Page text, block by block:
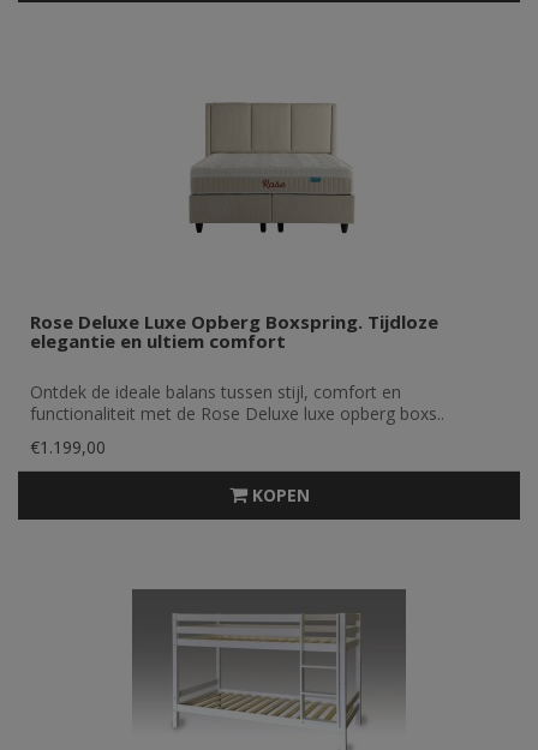
Rose Deluxe Luxe Opberg Boxspring. Tijdloze
elegantie en ultiem comfort
Ontdek de ideale balans tussen stijl, comfort en
functionaliteit met de Rose Deluxe luxe opberg boxs..
€1.199,00
KOPEN